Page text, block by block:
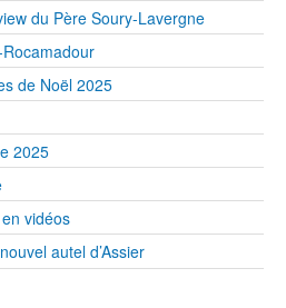
du Père Soury-Lavergne
de Noël 2025
2025
vidéos
autel d’Assier